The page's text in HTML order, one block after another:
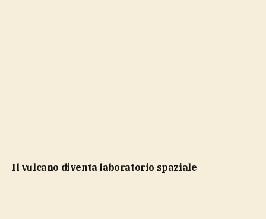
il vulcano diventa laboratorio spaziale